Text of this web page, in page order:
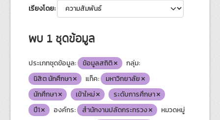
เรียงโดย
พบ 1 ชุดข้อมูล
ประเภทชุดข้อมูล: ข้อมูลสถิติ
กลุ่ม:
นิสิต นักศึกษา
แท็ค:
มหาวิทยาลัย
นักศึกษา
เข้าใหม่
ระดับการศึกษา
ปี1
องค์กร: สำนักงานปลัดกระทรวง
หมวดหมู่